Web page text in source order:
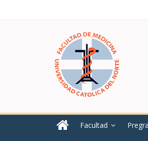
Facultad